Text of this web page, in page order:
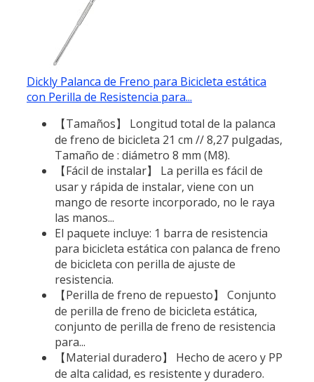
Dickly Palanca de Freno para Bicicleta estática
con Perilla de Resistencia para...
【Tamaños】 Longitud total de la palanca
de freno de bicicleta 21 cm // 8,27 pulgadas,
Tamaño de : diámetro 8 mm (M8).
【Fácil de instalar】 La perilla es fácil de
usar y rápida de instalar, viene con un
mango de resorte incorporado, no le raya
las manos...
El paquete incluye: 1 barra de resistencia
para bicicleta estática con palanca de freno
de bicicleta con perilla de ajuste de
resistencia.
【Perilla de freno de repuesto】 Conjunto
de perilla de freno de bicicleta estática,
conjunto de perilla de freno de resistencia
para...
【Material duradero】 Hecho de acero y PP
de alta calidad, es resistente y duradero.